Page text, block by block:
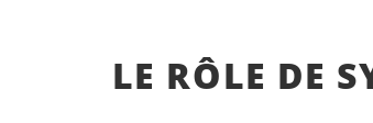
LE RÔLE DE